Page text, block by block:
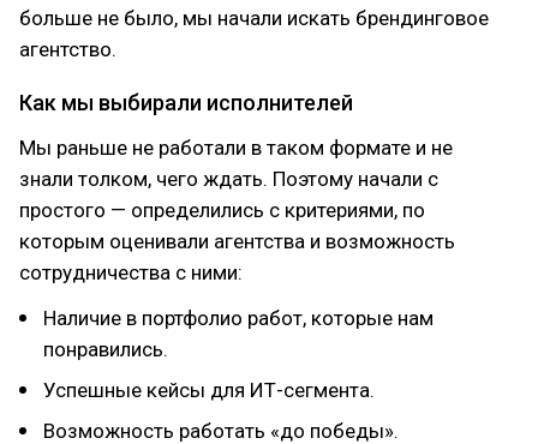
больше не было, мы начали искать брендинговое
агентство.
Как мы выбирали исполнителей
Мы раньше не работали в таком формате и не
знали толком, чего ждать. Поэтому начали с
простого — определились с критериями, по
которым оценивали агентства и возможность
сотрудничества с ними:
Наличие в портфолио работ, которые нам
понравились.
Успешные кейсы для ИТ-сегмента.
Возможность работать «до победы».